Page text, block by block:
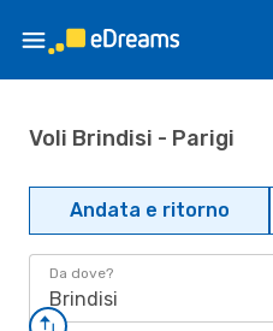
Voli Brindisi - Parigi
Andata e ritorno
Da dove?
Brindisi